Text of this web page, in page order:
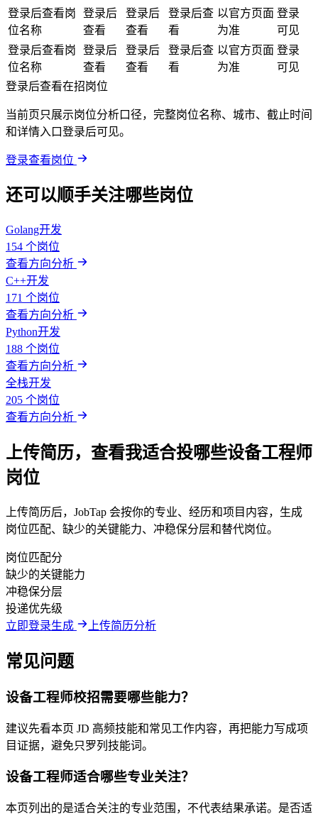
登录后查看岗
位名称
登录后
查看
登录后
查看
登录后查
看
以官方页面
为准
登录
可见
登录后查看岗
位名称
登录后
查看
登录后
查看
登录后查
看
以官方页面
为准
登录
可见
登录后查看在招岗位
当前页只展示岗位分析口径，完整岗位名称、城市、截止时间
和详情入口登录后可见。
登录查看岗位
还可以顺手关注哪些岗位
Golang开发
154 个岗位
查看方向分析
C++开发
171 个岗位
查看方向分析
Python开发
188 个岗位
查看方向分析
全栈开发
205 个岗位
查看方向分析
上传简历，查看我适合投哪些设备工程师
岗位
上传简历后，JobTap 会按你的专业、经历和项目内容，生成
岗位匹配、缺少的关键能力、冲稳保分层和替代岗位。
岗位匹配分
缺少的关键能力
冲稳保分层
投递优先级
立即登录生成
上传简历分析
常见问题
设备工程师校招需要哪些能力？
建议先看本页 JD 高频技能和常见工作内容，再把能力写成项
目证据，避免只罗列技能词。
设备工程师适合哪些专业关注？
本页列出的是适合关注的专业范围，不代表结果承诺。是否适